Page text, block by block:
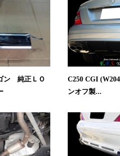
ン 純正ＬＯ
C250 CGI
ンオフ製...